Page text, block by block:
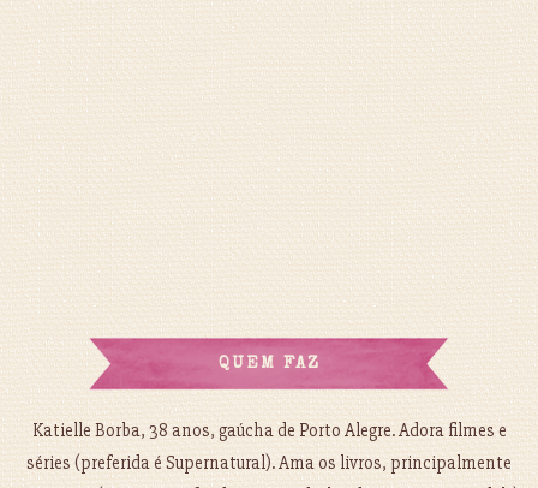
QUEM FAZ
Katielle Borba, 38 anos, gaúcha de Porto Alegre. Adora filmes e
séries (preferida é Supernatural). Ama os livros, principalmente